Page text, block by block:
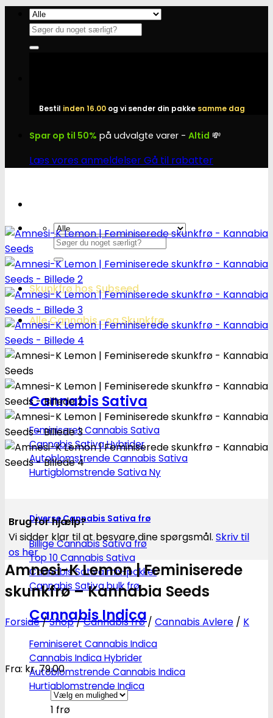
Fortsæt
indhold
Søg
efter:
Bestil inden 16.00 og vi sender din pakke samme dag
Spar op til 50% på udvalgte varer - Altid 💸
Læs vores anmeldelserGå til rabatter
Søg
efter:
Skunkfrø hos Subseed
Alle Cannabis -og Skunkfrø
Cannabis Sativa
Feminiseret Cannabis Sativa
Cannabis Sativa Hybrider
Autoblomstrende Cannabis Sativa
Hurtigblomstrende Sativa
Diverse Cannabis Sativa frø
Billige Cannabis Sativa frø
Top 10 Cannabis Sativa
Cannabis Sativa mix-pakker
Cannabis Sativa bulk frø
Cannabis Indica
Feminiseret Cannabis Indica
Cannabis Indica Hybrider
Autoblomstrende Cannabis Indica
Hurtigblomstrende Indica
Brug for hjælp?
Vi sidder klar til at besvare dine spørgsmål. Skriv til
os her
Amnesi-K Lemon | Feminiserede
skunkfrø – Kannabia Seeds
Forside/Shop/Cannabis frø / Cannabis Avlere / K
Fra: kr.79.00
1 frø